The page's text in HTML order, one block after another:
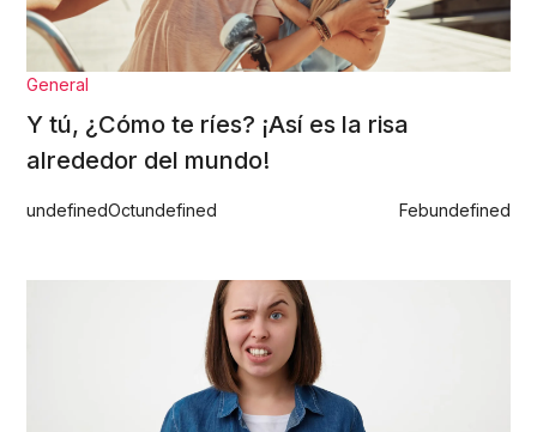
General
Y tú, ¿Cómo te ríes? ¡Así es la risa
alrededor del mundo!
undefinedOctundefined Febundefined